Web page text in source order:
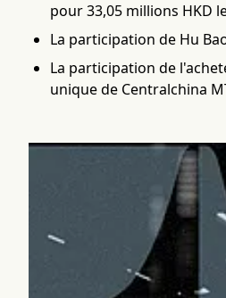
pour 33,05 millions HKD
La participation de Hu
La participation de
unique de Centralchina